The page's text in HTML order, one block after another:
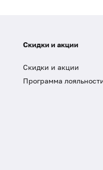
Скидки и акции
Скидки и акции
Программа